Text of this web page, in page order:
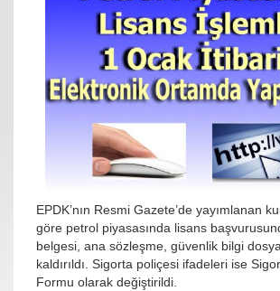
EPDK’nın Resmi Gazete’de yayımlanan
göre petrol piyasasında lisans
belgesi, ana sözleşme, güvenlik bilgi
kaldırıldı. Sigorta poliçesi ifadeleri ise
Formu olarak değiştirildi.